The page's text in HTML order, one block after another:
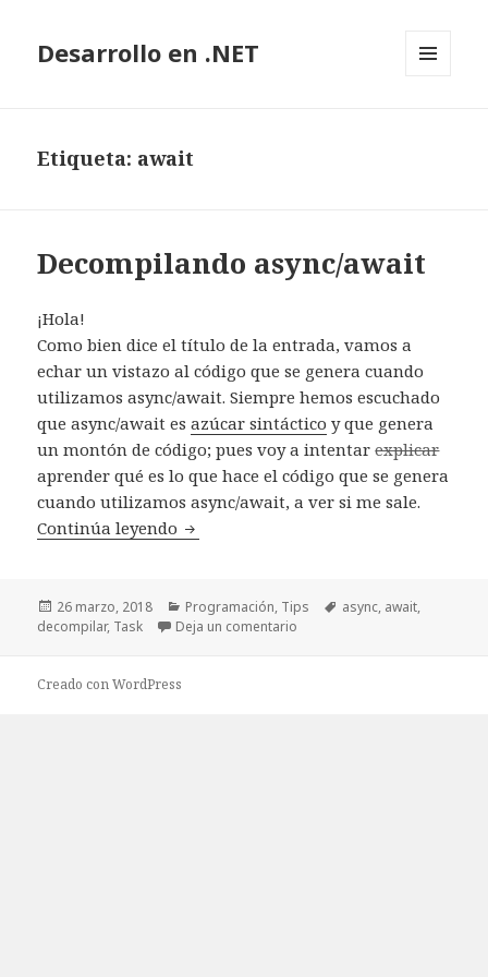
Desarrollo en .NET
Etiqueta: await
Decompilando async/await
¡Hola!
Como bien dice el título de la entrada, vamos a
echar un vistazo al código que se genera cuando
utilizamos async/await. Siempre hemos escuchado
que async/await esazúcar sintáctico y que genera
un montón de código; pues voy a intentarexplicar
aprender qué es lo que hace el código que se genera
cuando utilizamos async/await, a ver si me sale.
Continúa leyendo Decompilando async/await
Publicado
el
26 marzo, 2018 Categorías
Programación, Tips Etiquetas
async, await,
decompilar, Task Deja un comentario
Creado con WordPress